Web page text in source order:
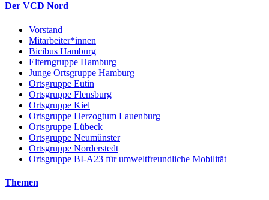
Der VCD Nord
Vorstand
Mitarbeiter*innen
Bicibus Hamburg
Elterngruppe Hamburg
Junge Ortsgruppe Hamburg
Ortsgruppe Eutin
Ortsgruppe Flensburg
Ortsgruppe Kiel
Ortsgruppe Herzogtum Lauenburg
Ortsgruppe Lübeck
Ortsgruppe Neumünster
Ortsgruppe Norderstedt
Ortsgruppe BI-A23 für umweltfreundliche Mobilität
Themen